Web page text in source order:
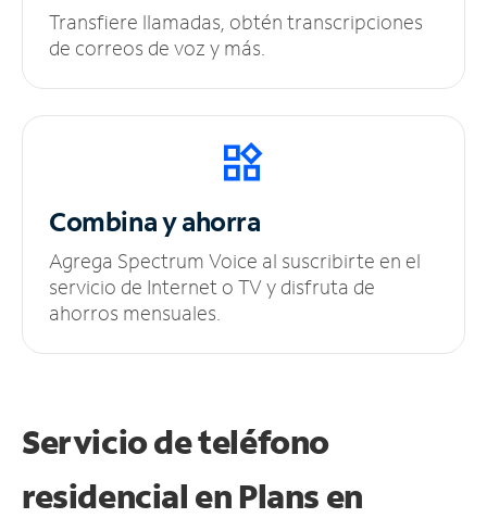
Transfiere llamadas, obtén transcripciones
de correos de voz y más.
Combina y ahorra
Agrega Spectrum Voice al suscribirte en el
servicio de Internet o TV y disfruta de
ahorros mensuales.
Servicio de teléfono
residencial en Plans en